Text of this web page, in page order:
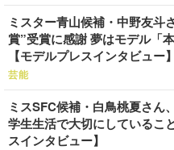
ミスター青山候補・中野友斗
賞”受賞に感謝 夢はモデル「
【モデルプレスインタビュー】
芸能
ミスSFC候補・白鳥桃夏さん
学生生活で大切にしているこ
スインタビュー】